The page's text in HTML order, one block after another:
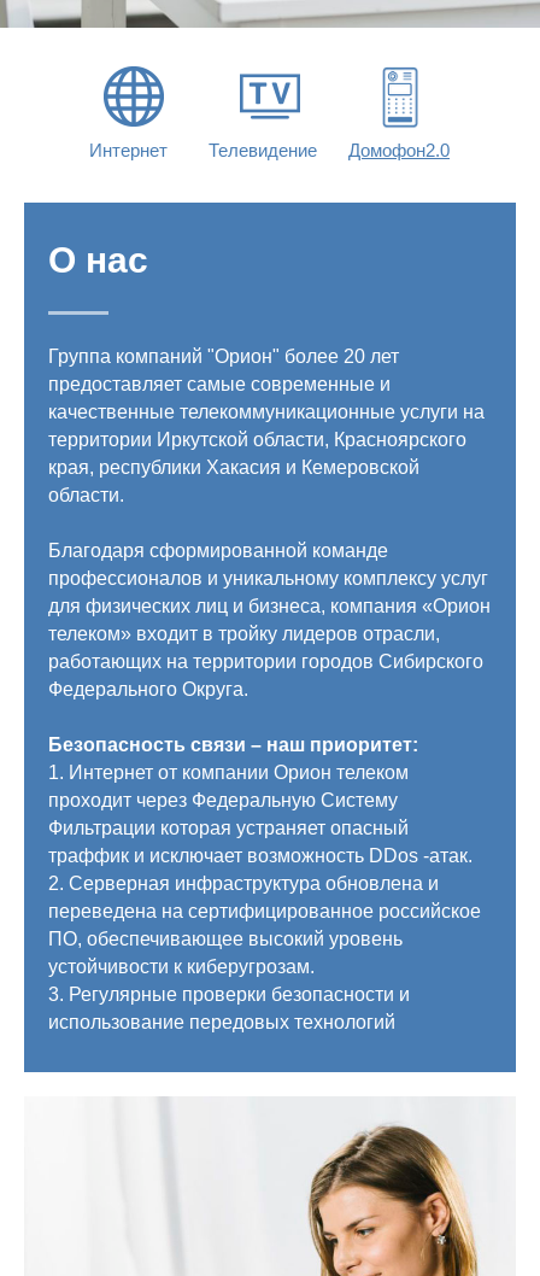
Интернет Телевидение Домофон2.0
О нас
Группа компаний "Орион" более 20 лет
предоставляет самые современные и
качественные телекоммуникационные услуги на
территории Иркутской области, Красноярского
края, республики Хакасия и Кемеровской
области.
Благодаря сформированной команде
профессионалов и уникальному комплексу услуг
для физических лиц и бизнеса, компания «Орион
телеком» входит в тройку лидеров отрасли,
работающих на территории городов Сибирского
Федерального Округа.
Безопасность связи – наш приоритет:
1. Интернет от компании Орион телеком
проходит через Федеральную Систему
Фильтрации которая устраняет опасный
траффик и исключает возможность DDos -атак.
2. Серверная инфраструктура обновлена и
переведена на сертифицированное российское
ПО, обеспечивающее высокий уровень
устойчивости к киберугрозам.
3. Регулярные проверки безопасности и
использование передовых технологий